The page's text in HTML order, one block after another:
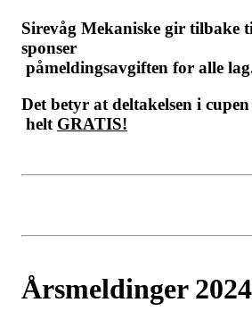
Sirevåg Mekaniske gir tilbake
sponser
påmeldingsavgiften for alle
Det betyr at deltakelsen i
helt GRATIS!
Årsmeldinger 2024